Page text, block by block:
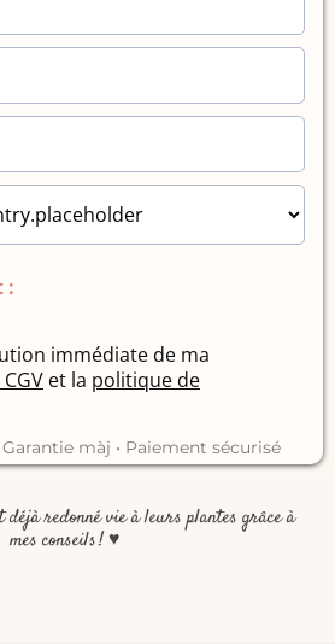
:
immédiate de ma
et la politique de
màj • Paiement sécurisé
déjà redonné vie à leurs plantes grâce à
mes conseils !♥️